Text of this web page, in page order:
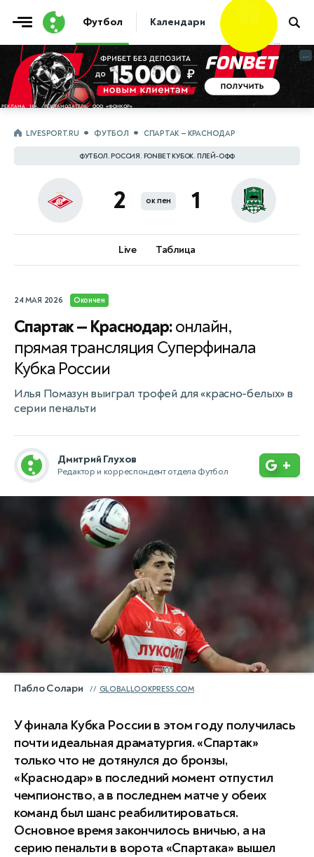
Футбол Календари Таблицы Матчи
...
...
LIVESPORT.RU ФУТБОЛ СПАРТАК — КРАСНОДАР
ФУТБОЛ. РОССИЯ. FONBET КУБОК. ПЛЕЙ-ОФФ
2 ок пен 1
Live Таблица
24 МАЯ 2026 Окончен
Спартак — Краснодар:онлайн,
прямая трансляция Суперфинала
Кубка России
Илья Помазун выиграл трофей для «красно-белых» в
серии пенальти
Дмитрий Глухов
Редактор и корреспондент отдела Футбол +
Пабло Солари GLOBALLOOKPRESS.COM
У финала Кубка России в этом году получилась
почти идеальная драматургия. «Спартак»
только что не дотянулся до бронзы,
«Краснодар» в последний момент отпустил
чемпионство, а в последнем матче у обеих
команд был шанс реабилитироваться.
Основное время закончилось вничью, а на
серию пенальти в ворота «Спартака» вышел